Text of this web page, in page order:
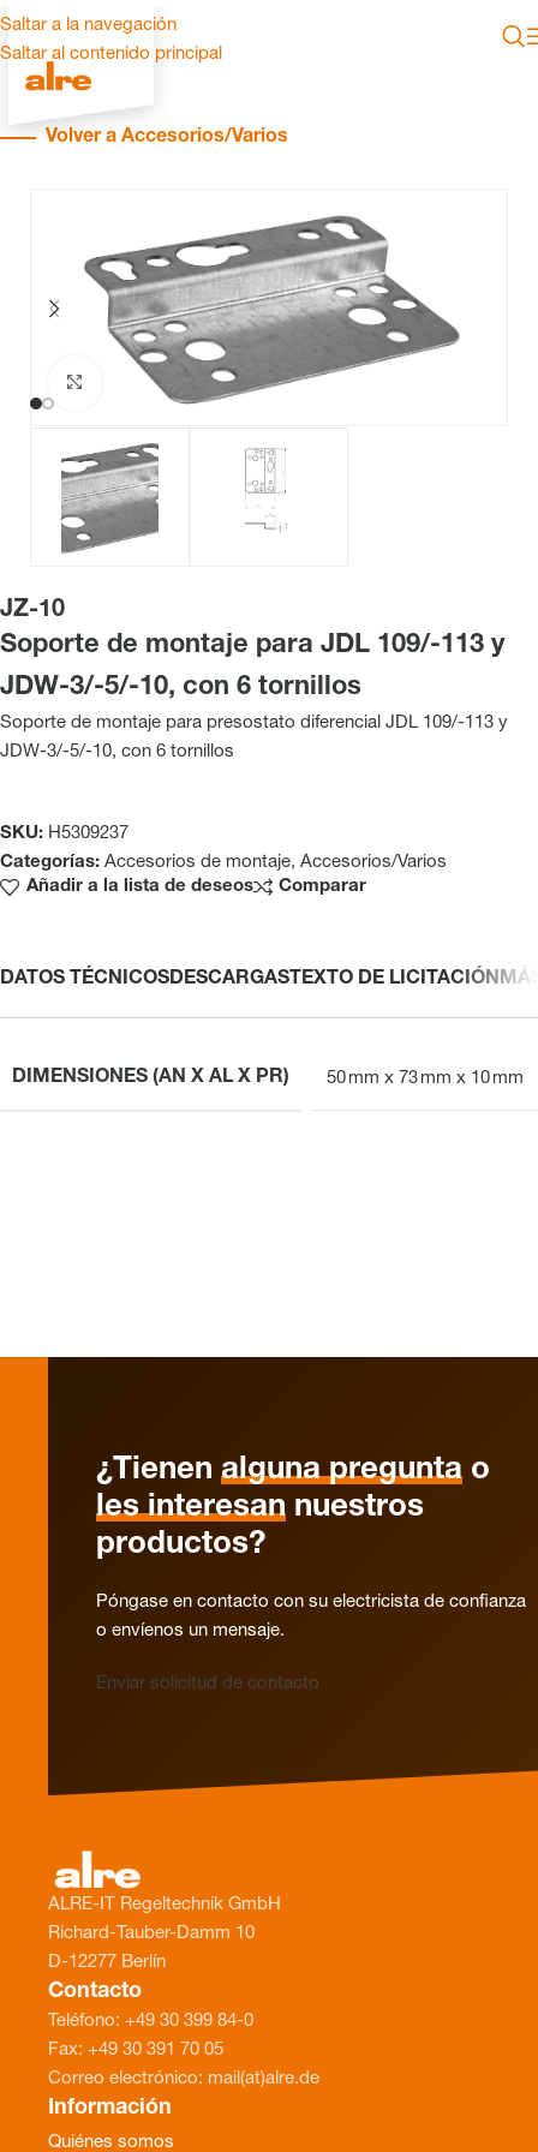
Saltar a la navegación
Saltar al contenido principal
Volver a Accesorios/Varios
JZ-10
Soporte de montaje para JDL 109/-113 y
JDW-3/-5/-10, con 6 tornillos
Soporte de montaje para presostato diferencial JDL 109/-113 y
JDW-3/-5/-10, con 6 tornillos
SKU: H5309237
Categorías: Accesorios de montaje, Accesorios/Varios
Añadir a la lista de deseos
Comparar
Haga clic para ampliar
DATOS TÉCNICOSDESCARGASTEXTO DE LICITACIÓN
DIMENSIONES (AN X AL X PR) 50 mm x 73 mm x 10 mm
¿Tienen alguna pregunta o
les interesan nuestros
productos?
Póngase en contacto con su electricista de confianza
o envíenos un mensaje.
Enviar solicitud de contacto
ALRE-IT Regeltechnik GmbH
Richard-Tauber-Damm 10
D-12277 Berlín
Contacto
Teléfono: +49 30 399 84-0
Fax: +49 30 391 70 05
Correo electrónico: mail(at)alre.de
Información
Quiénes somos